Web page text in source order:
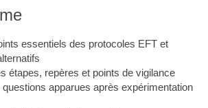
essentiels des protocoles EFT et
étapes, repères et points de vigilance
apparues après expérimentation